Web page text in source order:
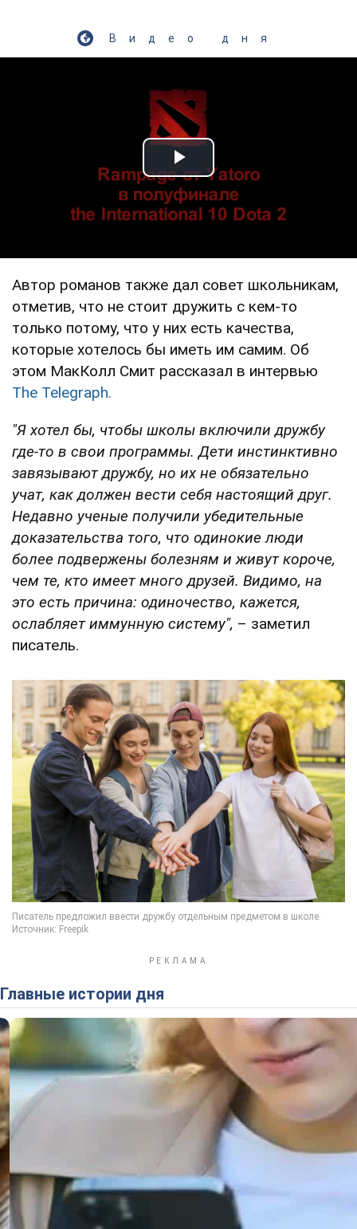
Видео дня
Play Video
Автор романов также дал совет школьникам,
отметив, что не стоит дружить с кем-то
только потому, что у них есть качества,
которые хотелось бы иметь им самим. Об
этом МакКолл Смит рассказал в интервью
The Telegraph.
"Я хотел бы, чтобы школы включили дружбу
где-то в свои программы. Дети инстинктивно
завязывают дружбу, но их не обязательно
учат, как должен вести себя настоящий друг.
Недавно ученые получили убедительные
доказательства того, что одинокие люди
более подвержены болезням и живут короче,
чем те, кто имеет много друзей. Видимо, на
это есть причина: одиночество, кажется,
ослабляет иммунную систему", – заметил
писатель.
Главные истории дня